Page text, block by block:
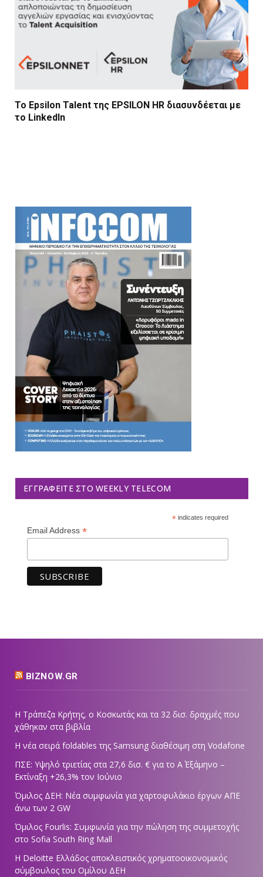
Το Epsilon Talent της EPSILON HR διασυνδέεται με
το LinkedIn
ΕΓΓΡΑΦΕΊΤΕ ΣΤΟ WEEKLY TELECOM
*indicates required
Email Address *
BIZNOW.GR
Η Τράπεζα Κρήτης, ο Κοσκωτάς και τα 32 δισ. δραχμές που
χάθηκαν στα βιβλία
Η νέα σειρά foldables της Samsung διαθέσιμη στη Vodafone
ΠΣΕ: Υψηλό τριετίας στα 27,6 δισ. € για το Α΄ Εξάμηνο –
Εκτίναξη +26,3% τον Ιούνιο
Όμιλος ΔΕΗ: Νέα συμφωνία για χαρτοφυλάκιο έργων ΑΠΕ
άνω των 2 GW
Όμιλος Fourlis: Συμφωνία για την πώληση της συμμετοχής
στο Sofia South Ring Mall
Η Deloitte Ελλάδος αποκλειστικός χρηματοοικονομικός
σύμβουλος του Ομίλου ΔΕΗ